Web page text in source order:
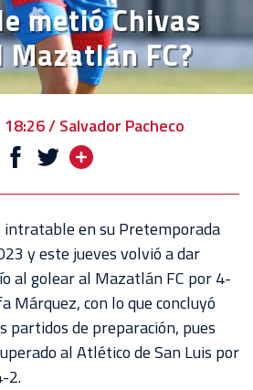
metió Chivas
FC?
/ Salvador Pacheco
en su Pretemporada
y este jueves volvió a dar
al golear al Mazatlán FC por 4-
Márquez, con lo que concluyó
partidos de preparación, pues
al Atlético de San Luis por
2.